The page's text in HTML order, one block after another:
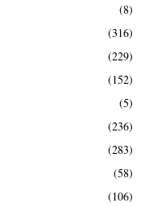
(8)
(316)
(229)
(152)
(5)
(236)
(283)
(58)
(106)